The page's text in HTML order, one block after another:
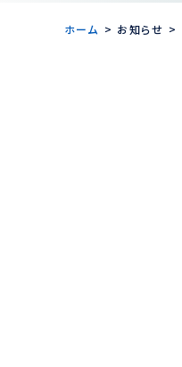
ホーム お知らせ